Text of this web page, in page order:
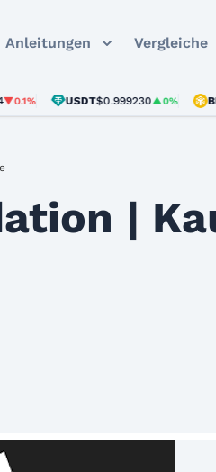
Anleitungen Vergleiche
USDT$0.999230▲0% BNB
|